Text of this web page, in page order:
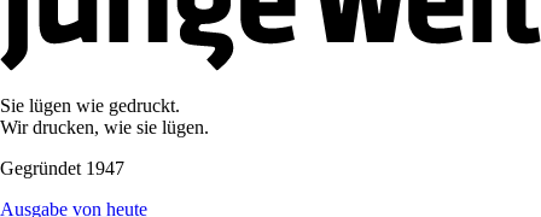
Sie lügen wie gedruckt.
Wir drucken, wie sie lügen.
Gegründet 1947
Ausgabe von heute